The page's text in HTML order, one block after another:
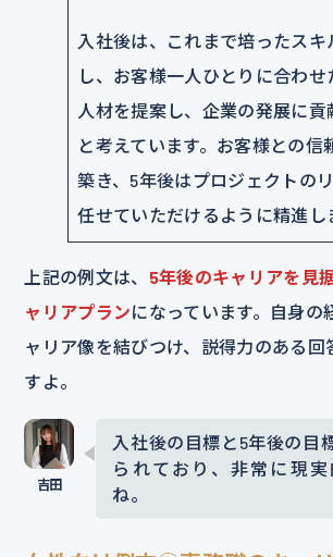
入社後は、これまで培ったスキ
し、お客様一人ひとりに合わせ
人材を提案し、企業の発展に貢
と考えています。お客様との信
築き、5年後はプロジェクトの
任せていただけるように精進し
上記の例文は、 5年後のキャリアを見
ャリアプランになっています。自身の
ャリア像を結びつけ、説得力のある回
すよ。
入社後の目標と5年後の目
られており、非常に現
ね。